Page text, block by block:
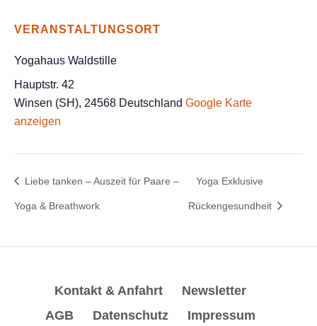
VERANSTALTUNGSORT
Yogahaus Waldstille
Hauptstr. 42
Winsen (SH), 24568 Deutschland Google Karte
anzeigen
Liebe tanken – Auszeit für Paare –
Yoga & Breathwork
Yoga Exklusive
Rückengesundheit
Kontakt & Anfahrt
Newsletter
AGB
Datenschutz Impressum